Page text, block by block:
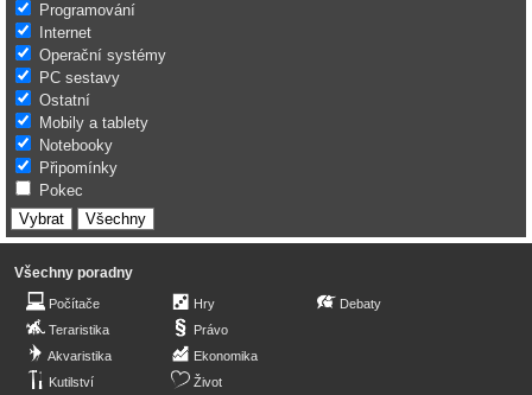
Programování
Internet
Operační systémy
PC sestavy
Ostatní
Mobily a tablety
Notebooky
Připomínky
Pokec
Všechny poradny
Počítače
Teraristika
Akvaristika
Kutilství
Hry
Právo
Ekonomika
Život
Debaty